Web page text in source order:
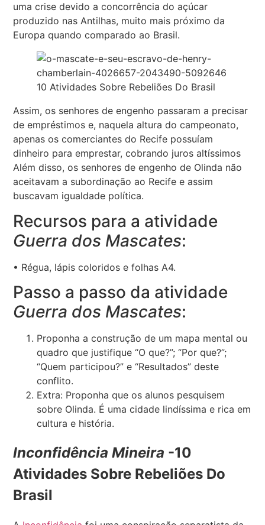
uma crise devido a concorrência do açúcar
produzido nas Antilhas, muito mais próximo da
Europa quando comparado ao Brasil.
10 Atividades Sobre Rebeliões Do Brasil
Assim, os senhores de engenho passaram a precisar
de empréstimos e, naquela altura do campeonato,
apenas os comerciantes do Recife possuíam
dinheiro para emprestar, cobrando juros altíssimos
Além disso, os senhores de engenho de Olinda não
aceitavam a subordinação ao Recife e assim
buscavam igualdade política.
Recursos para a atividade
Guerra dos Mascates:
• Régua, lápis coloridos e folhas A4.
Passo a passo da atividade
Guerra dos Mascates:
Proponha a construção de um mapa mental ou
quadro que justifique “O que?”; “Por que?”;
“Quem participou?” e “Resultados” deste
conflito.
Extra: Proponha que os alunos pesquisem
sobre Olinda. É uma cidade lindíssima e rica em
cultura e história.
Inconfidência Mineira -10
Atividades Sobre Rebeliões Do
Brasil